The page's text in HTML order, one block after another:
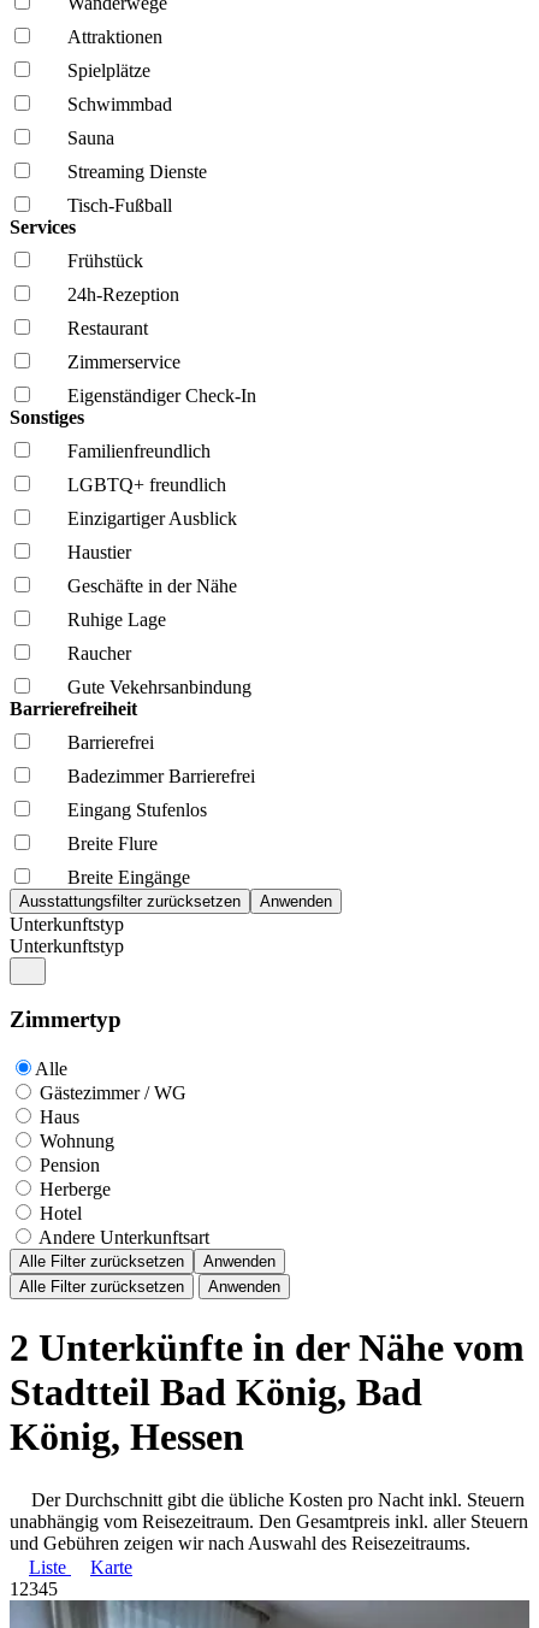
Attraktionen
Spielplätze
Schwimmbad
Sauna
Streaming Dienste
Tisch-Fußball
Services
Frühstück
24h-Rezeption
Restaurant
Zimmerservice
Eigenständiger Check-In
Sonstiges
Familien­freundlich
LGBTQ+ freundlich
Einzigartiger Ausblick
Haustier
Geschäfte in der Nähe
Ruhige Lage
Raucher
Gute Vekehrsanbindung
Barrierefreiheit
Barrierefrei
Badezimmer Barrierefrei
Eingang Stufenlos
Breite Flure
Breite Eingänge
Unterkunftstyp
Unterkunftstyp
Zimmertyp
Alle
Gästezimmer / WG
Haus
Wohnung
Pension
Herberge
Hotel
Andere Unterkunftsart
Alle Filter zurücksetzen
Anwenden
Alle Filter zurücksetzen
Anwenden
2 Unterkünfte in der Nähe vom
Stadtteil Bad König, Bad
König, Hessen
Der Durchschnitt gibt die übliche Kosten pro Nacht inkl. Steuern
unabhängig vom Reisezeitraum. Den Gesamtpreis inkl. aller Steuern
und Gebühren zeigen wir nach Auswahl des Reisezeitraums.
Liste
Karte
1 2345